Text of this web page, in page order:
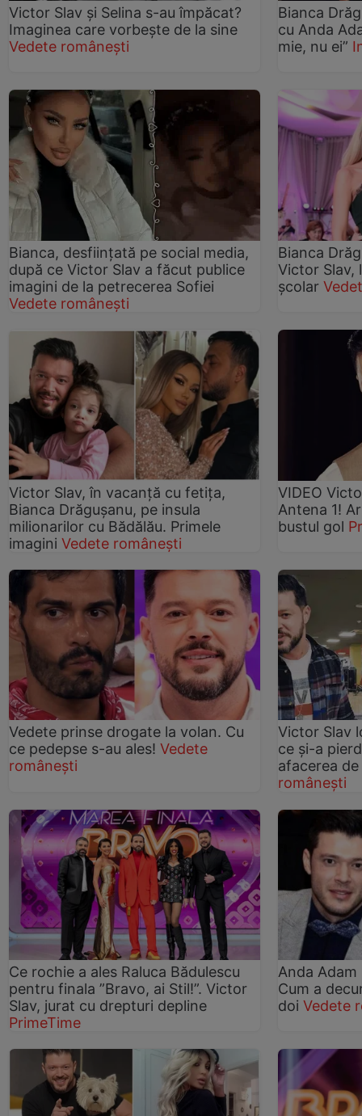
Victor Slav și Selina s-au împăcat?
Imaginea care vorbește de la sine
Vedete românești
Bianca
cu Anda
mie, nu ei”
Bianca, desființată pe social media,
după ce Victor Slav a făcut publice
imagini de la petrecerea Sofiei
Vedete românești
Bianca
Victor Slav,
școlar
Victor Slav, în vacanță cu fetița,
Bianca Drăgușanu, pe insula
milionarilor cu Bădălău. Primele
imagini Vedete românești
VIDEO
Antena 1!
bustul gol
Vedete prinse drogate la volan. Cu
ce pedepse s-au ales! Vedete
românești
Victor Slav
ce și-a
afacerea
românești
Ce rochie a ales Raluca Bădulescu
pentru finala ”Bravo, ai Stil!”. Victor
Slav, jurat cu drepturi depline
PrimeTime
Anda Adam
Cum a
doi Vedete